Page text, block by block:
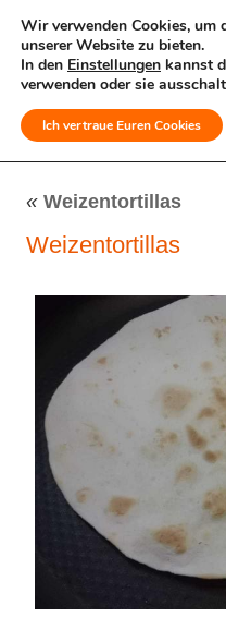
MENÜ
« Weizentortillas
Weizentortillas
Wir verwenden Cookies, um
unserer Website zu bieten.
In den Einstellungen kannst
verwenden oder sie
Ich vertraue Euren Cookies